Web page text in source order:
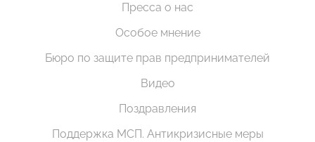
Пресса о нас
Особое мнение
Бюро по защите прав предпринимателей
Видео
Поздравления
Поддержка МСП. Антикризисные меры